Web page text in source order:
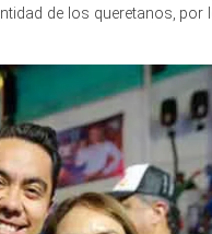
de los queretanos,